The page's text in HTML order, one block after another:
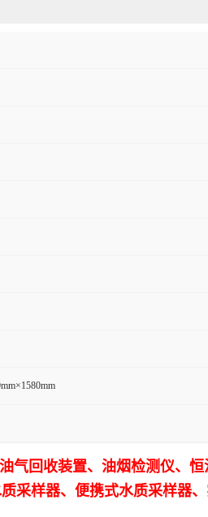
油气回收装置、 油烟检测仪、
采样器、便携式水质采样器